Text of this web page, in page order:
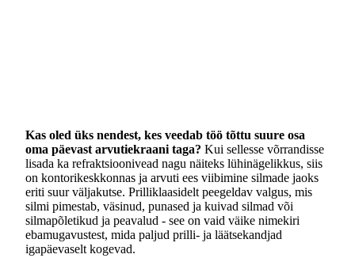
Kas oled üks nendest, kes veedab töö tõttu suure osa
oma päevast arvutiekraani taga? Kui sellesse võrrandisse
lisada ka refraktsioonivead nagu näiteks lühinägelikkus, siis
on kontorikeskkonnas ja arvuti ees viibimine silmade jaoks
eriti suur väljakutse. Prilliklaasidelt peegeldav valgus, mis
silmi pimestab, väsinud, punased ja kuivad silmad või
silmapõletikud ja peavalud - see on vaid väike nimekiri
ebamugavustest, mida paljud prilli- ja läätsekandjad
igapäevaselt kogevad.